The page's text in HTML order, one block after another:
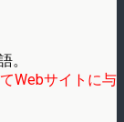
。
Webサイトに与